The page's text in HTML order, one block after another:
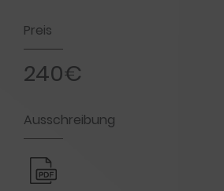
Preis
240€
Ausschreibung